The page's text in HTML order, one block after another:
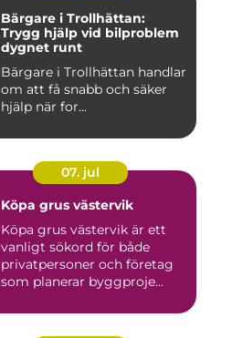
Bärgare i Trollhättan:
Trygg hjälp vid bilproblem
dygnet runt
Bärgare i Trollhättan handlar
om att få snabb och säker
hjälp när for...
07. jul
Köpa grus västervik
Köpa grus västervik är ett
vanligt sökord för både
privatpersoner och företag
som planerar byggproje...